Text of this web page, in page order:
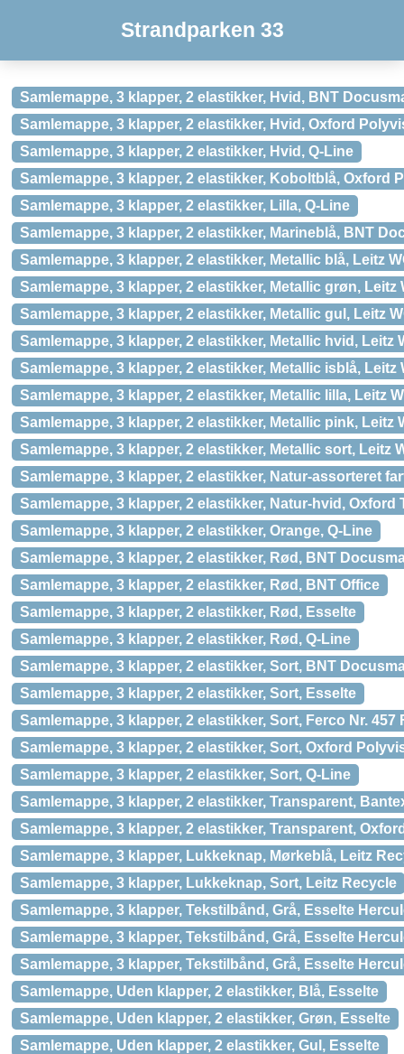
Strandparken 33
Samlemappe, 3 klapper, 2 elastikker, Hvid, BNT
Samlemappe, 3 klapper, 2 elastikker, Hvid, Oxford
Samlemappe, 3 klapper, 2 elastikker, Hvid, Q-Line
Samlemappe, 3 klapper, 2 elastikker, Koboltblå, Oxford
Samlemappe, 3 klapper, 2 elastikker, Lilla, Q-Line
Samlemappe, 3 klapper, 2 elastikker, Marineblå, BNT
Samlemappe, 3 klapper, 2 elastikker, Metallic blå, Leitz
Samlemappe, 3 klapper, 2 elastikker, Metallic grøn, Leitz
Samlemappe, 3 klapper, 2 elastikker, Metallic gul, Leitz
Samlemappe, 3 klapper, 2 elastikker, Metallic hvid, Leitz
Samlemappe, 3 klapper, 2 elastikker, Metallic isblå, Leitz
Samlemappe, 3 klapper, 2 elastikker, Metallic lilla, Leitz
Samlemappe, 3 klapper, 2 elastikker, Metallic pink, Leitz
Samlemappe, 3 klapper, 2 elastikker, Metallic sort, Leitz
Samlemappe, 3 klapper, 2 elastikker, Natur-assorteret
Samlemappe, 3 klapper, 2 elastikker, Natur-hvid, Oxford
Samlemappe, 3 klapper, 2 elastikker, Orange, Q-Line
Samlemappe, 3 klapper, 2 elastikker, Rød, BNT
Samlemappe, 3 klapper, 2 elastikker, Rød, BNT Office
Samlemappe, 3 klapper, 2 elastikker, Rød, Esselte
Samlemappe, 3 klapper, 2 elastikker, Rød, Q-Line
Samlemappe, 3 klapper, 2 elastikker, Sort, BNT
Samlemappe, 3 klapper, 2 elastikker, Sort, Esselte
Samlemappe, 3 klapper, 2 elastikker, Sort, Ferco Nr. 457
Samlemappe, 3 klapper, 2 elastikker, Sort, Oxford
Samlemappe, 3 klapper, 2 elastikker, Sort, Q-Line
Samlemappe, 3 klapper, 2 elastikker, Transparent,
Samlemappe, 3 klapper, 2 elastikker, Transparent,
Samlemappe, 3 klapper, Lukkeknap, Mørkeblå, Leitz
Samlemappe, 3 klapper, Lukkeknap, Sort, Leitz Recycle
Samlemappe, 3 klapper, Tekstilbånd, Grå, Esselte
Samlemappe, 3 klapper, Tekstilbånd, Grå, Esselte
Samlemappe, 3 klapper, Tekstilbånd, Grå, Esselte
Samlemappe, Uden klapper, 2 elastikker, Blå, Esselte
Samlemappe, Uden klapper, 2 elastikker, Grøn, Esselte
Samlemappe, Uden klapper, 2 elastikker, Gul, Esselte